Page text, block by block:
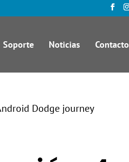
Soporte Noticias Contacto
Dodge journey